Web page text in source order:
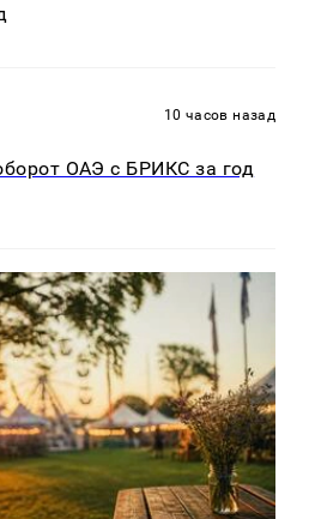
10 часов назад
ОАЭ с БРИКС за год